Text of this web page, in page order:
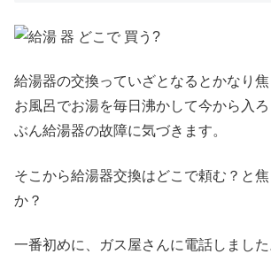
給湯器の交換っていざとなるとかなり焦
お風呂でお湯を毎日沸かして今から入
ぶん給湯器の故障に気づきます。
そこから給湯器交換はどこで頼む？と
か？
一番初めに、ガス屋さんに電話しました